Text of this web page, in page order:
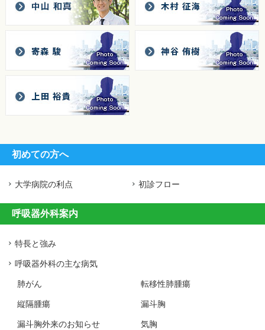
初めての方へ
大学病院の利点 初診フロー
呼吸器外科案内
特長と強み
呼吸器外科の主な病気
肺がん 転移性肺腫瘍
縦隔腫瘍 漏斗胸
漏斗胸外来のお知らせ 気胸